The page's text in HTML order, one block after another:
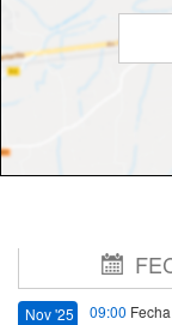
Nov '25 09:00